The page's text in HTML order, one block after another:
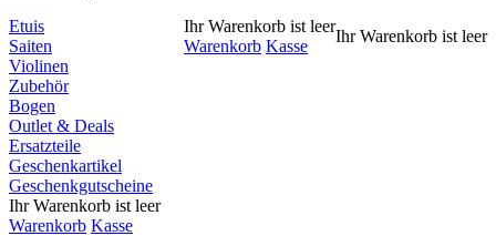
Ihr Warenkorb ist leer
Warenkorb Kasse
Ihr Warenkorb ist leer
Etuis
Saiten
Violinen
Zubehör
Bogen
Outlet & Deals
Ersatzteile
Geschenkartikel
Geschenkgutscheine
Ihr Warenkorb ist leer
Warenkorb Kasse